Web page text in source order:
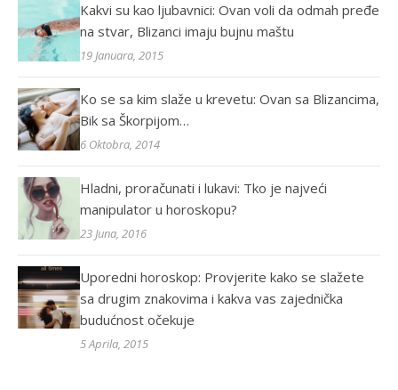
Kakvi su kao ljubavnici: Ovan voli da odmah pređe
na stvar, Blizanci imaju bujnu maštu
19 Januara, 2015
Ko se sa kim slaže u krevetu: Ovan sa Blizancima,
Bik sa Škorpijom…
6 Oktobra, 2014
Hladni, proračunati i lukavi: Tko je najveći
manipulator u horoskopu?
23 Juna, 2016
Uporedni horoskop: Provjerite kako se slažete
sa drugim znakovima i kakva vas zajednička
budućnost očekuje
5 Aprila, 2015